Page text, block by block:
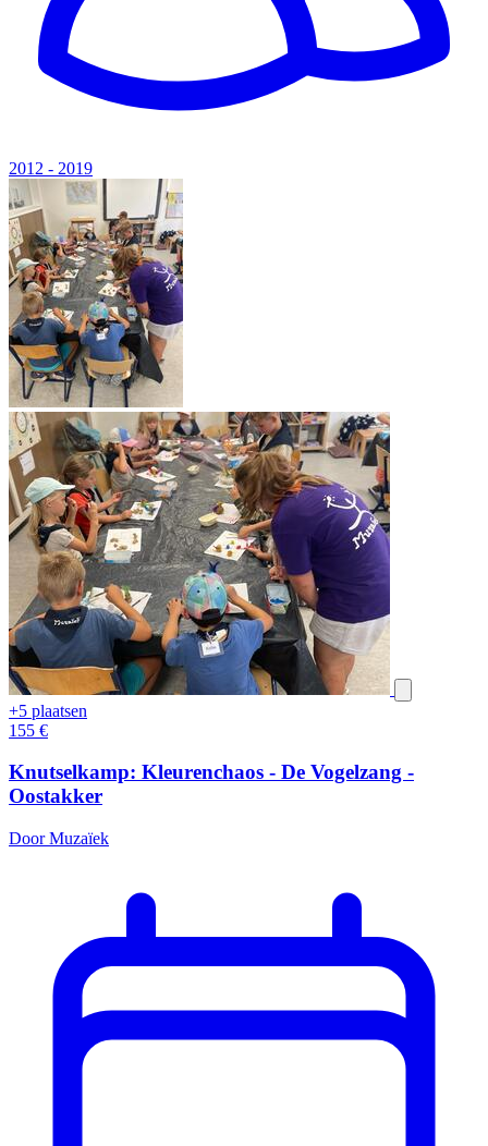
2012 - 2019
+5 plaatsen
155 €
Knutselkamp: Kleurenchaos - De Vogelzang -
Oostakker
Door Muzaïek